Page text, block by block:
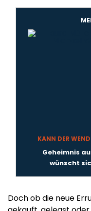
KANN DER
Geheimnis
wünscht
Doch ob die neue